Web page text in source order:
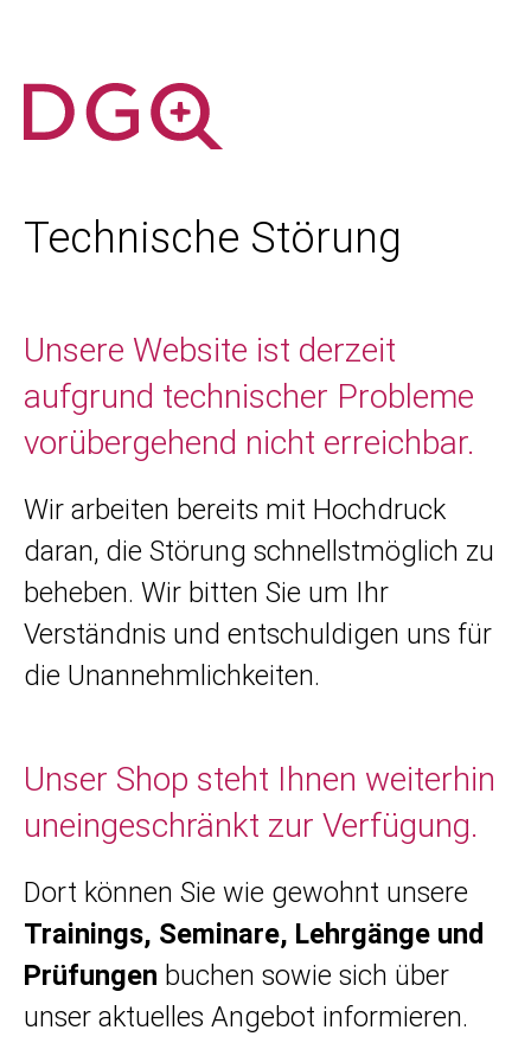
Technische Störung
Unsere Website ist derzeit
aufgrund technischer Probleme
vorübergehend nicht erreichbar.
Wir arbeiten bereits mit Hochdruck
daran, die Störung schnellstmöglich zu
beheben. Wir bitten Sie um Ihr
Verständnis und entschuldigen uns für
die Unannehmlichkeiten.
Unser Shop steht Ihnen weiterhin
uneingeschränkt zur Verfügung.
Dort können Sie wie gewohnt unsere
Trainings, Seminare, Lehrgänge und
Prüfungen buchen sowie sich über
unser aktuelles Angebot informieren.